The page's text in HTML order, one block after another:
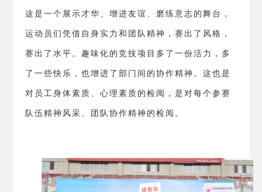
这是一个展示才华、增进友谊、磨练意志的舞台，
运动员们凭借自身实力和团队精神，赛出了风格，
赛出了水平。趣味化的竞技项目多了一份活力，多
了一些快乐，也增进了部门间的协作精神。这也是
对员工身体素质、心理素质的检阅，是对每个参赛
队伍精神风采、团队协作精神的检阅。